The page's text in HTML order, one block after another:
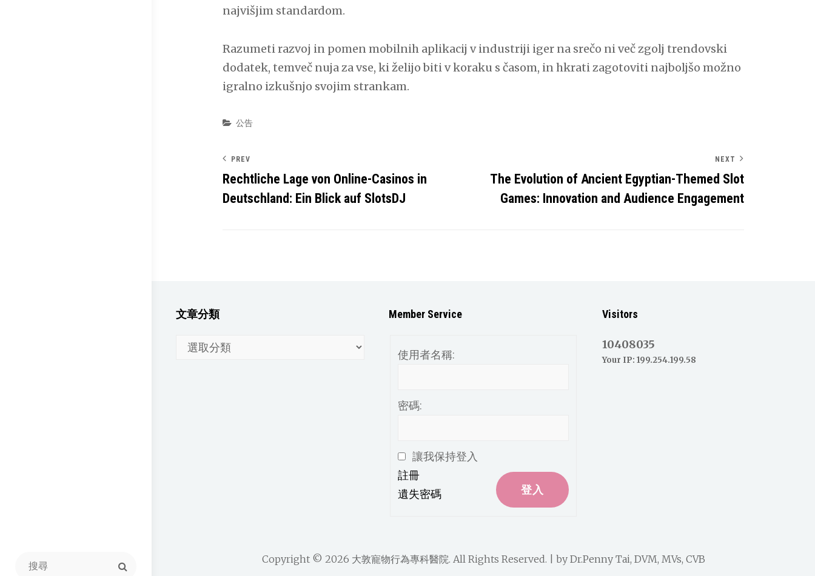
Search
najvišjim standardom.
Razumeti razvoj in pomen mobilnih aplikacij v industriji iger na srečo ni več zgolj trendovski
dodatek, temveč nuja za vse, ki želijo biti v koraku s časom, in hkrati zagotoviti najboljšo možno
igralno izkušnjo svojim strankam.
Categories
公告
PREV
Rechtliche Lage von Online-Casinos in
Deutschland: Ein Blick auf SlotsDJ
NEXT
The Evolution of Ancient Egyptian-Themed Slot
Games: Innovation and Audience Engagement
文章分類 Member Service
使用者名稱:
密碼:
讓我保持登入
登入
註冊
遺失密碼
Visitors
10408035
Your IP: 199.254.199.58
Copyright © 2026 大敦寵物行為專科醫院. All Rights Reserved. | by Dr.Penny Tai, DVM, MVs, CVB